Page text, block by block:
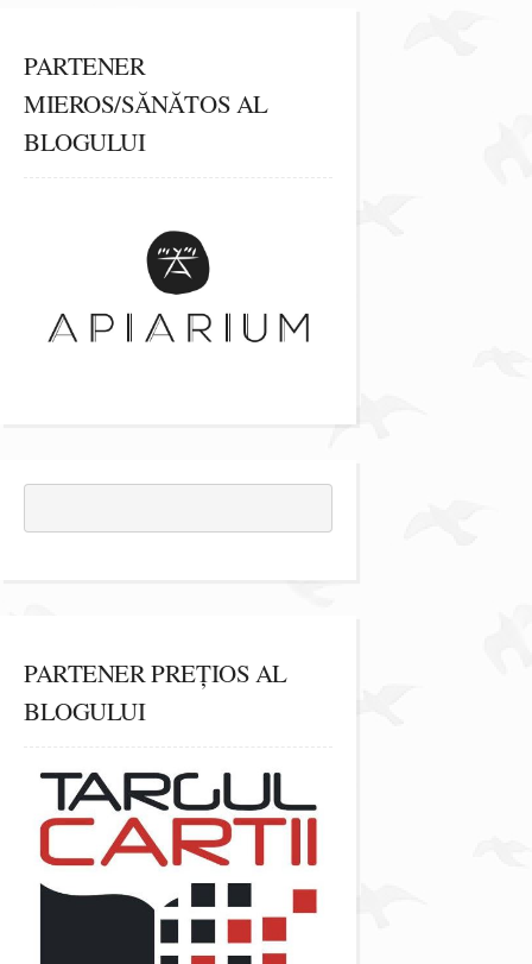
PARTENER
MIEROS/SĂNĂTOS AL
BLOGULUI
PARTENER PREȚIOS AL
BLOGULUI